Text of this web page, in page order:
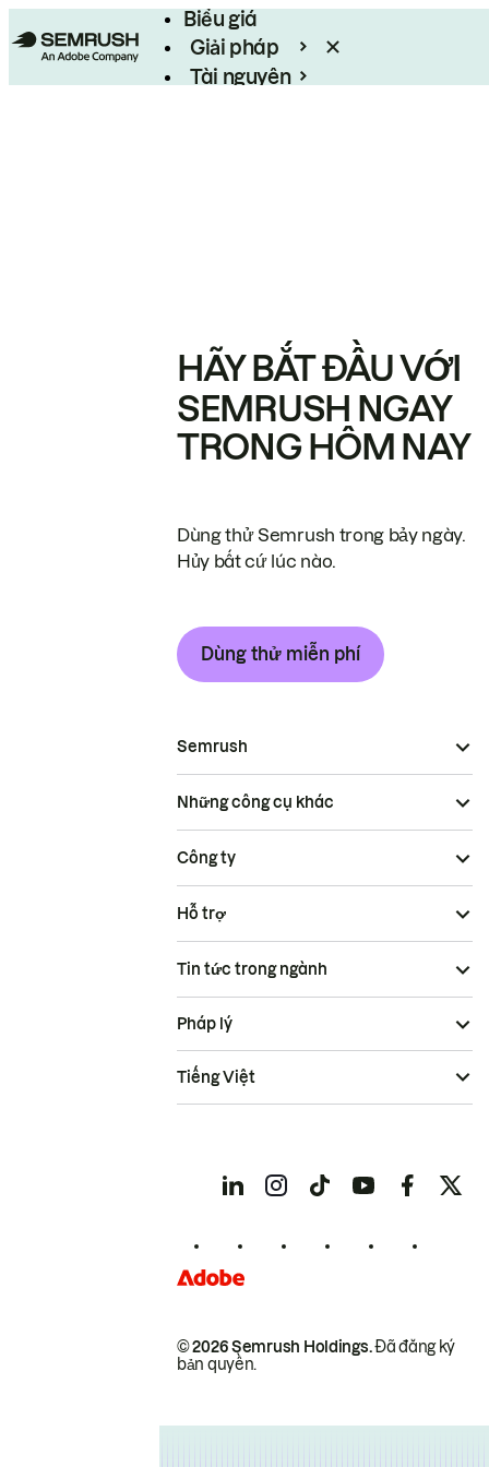
Biểu giá
Giải pháp
Tài nguyên
HÃY BẮT ĐẦU VỚI
SEMRUSH NGAY
TRONG HÔM NAY
Dùng thử Semrush trong bảy ngày.
Hủy bất cứ lúc nào.
Dùng thử miễn phí
Semrush
Những công cụ khác
Công ty
Hỗ trợ
Tin tức trong ngành
© 2026 Semrush Holdings.Đã đăng ký
bản quyền.
Pháp lý
Tiếng Việt